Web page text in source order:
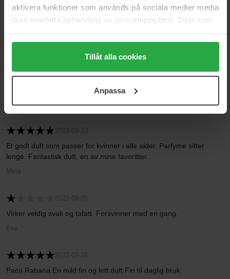
aktivera funktioner som används på sociala medier media
(kan innefatta behandling av personuppgifter). Data som
trycka på "Tillåt alla cookies" accepterar du alla cookies,
medan du under "Detaljer" kan anpassa användningen av
cookies. Du kan när som helst återkalla ditt samtycke.
Tillåt alla cookies
Anpassa
Basert på 7 anmeldelser
0%
29%
Et godt duft som passer for kvinner i alle alder. Parfyme sitter
lenge. Fantastisk duft, en av mine favoritter.
Mina
2022-09-05
Virker veldig svak og tafatt. Forsvinner med en gang.
Eva
2022-03-24
Paco Rabana En mild fin og lett duft.Fin til daglig bruk